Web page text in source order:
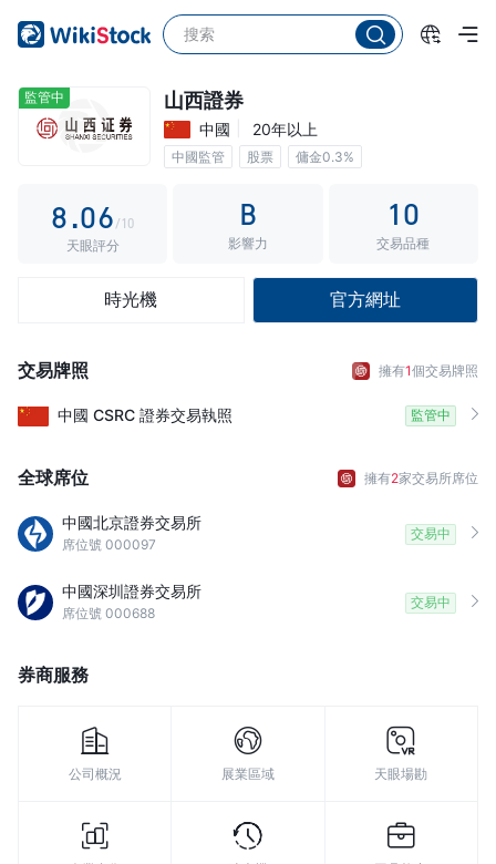
監管中 山西證券
中國 20年以上
中國監管 股票 傭金0.3%
3
5
6
8
9
.0
1
4
5
7
8
9
1
4
6
7
8
/10
天眼評分
B
影響力
10
交易品種
時光機 官方網址
交易牌照 擁有1個交易牌照
中國 CSRC 證券交易執照 監管中
全球席位 擁有2家交易所席位
中國北京證券交易所
席位號 000097
交易中
中國深圳證券交易所
席位號 000688
交易中
券商服務
公司概況 展業區域 天眼場勘